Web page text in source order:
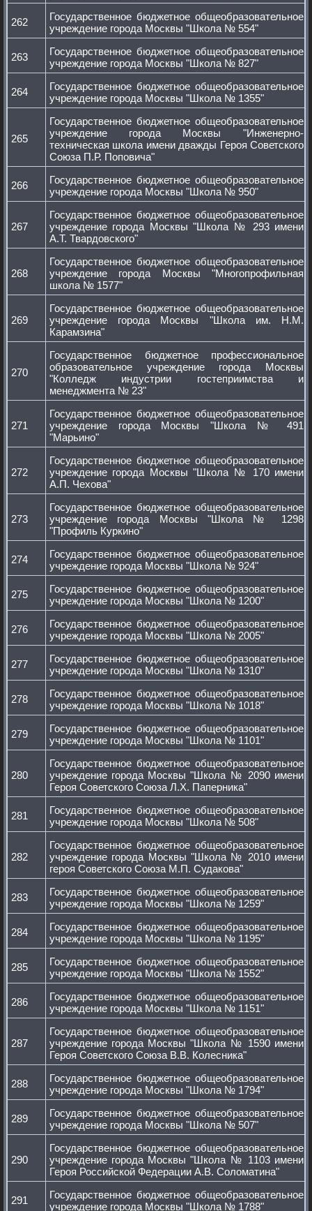
262
Государственное бюджетное общеобразовательное
учреждение города Москвы "Школа № 554"
263
Государственное бюджетное общеобразовательное
учреждение города Москвы "Школа № 827"
264
Государственное бюджетное общеобразовательное
учреждение города Москвы "Школа № 1355"
265
Государственное бюджетное общеобразовательное
учреждение города Москвы "Инженерно-
техническая школа имени дважды Героя Советского
Союза П.Р. Поповича"
266
Государственное бюджетное общеобразовательное
учреждение города Москвы "Школа № 950"
267
Государственное бюджетное общеобразовательное
учреждение города Москвы "Школа № 293 имени
А.Т. Твардовского"
268
Государственное бюджетное общеобразовательное
учреждение города Москвы "Многопрофильная
школа № 1577"
269
Государственное бюджетное общеобразовательное
учреждение города Москвы "Школа им. Н.М.
Карамзина"
270
Государственное бюджетное профессиональное
образовательное учреждение города Москвы
"Колледж индустрии гостеприимства и
менеджмента № 23"
271
Государственное бюджетное общеобразовательное
учреждение города Москвы "Школа № 491
"Марьино"
272
Государственное бюджетное общеобразовательное
учреждение города Москвы "Школа № 170 имени
А.П. Чехова"
273
Государственное бюджетное общеобразовательное
учреждение города Москвы "Школа № 1298
"Профиль Куркино"
274
Государственное бюджетное общеобразовательное
учреждение города Москвы "Школа № 924"
275
Государственное бюджетное общеобразовательное
учреждение города Москвы "Школа № 1200"
276
Государственное бюджетное общеобразовательное
учреждение города Москвы "Школа № 2005"
277
Государственное бюджетное общеобразовательное
учреждение города Москвы "Школа № 1310"
278
Государственное бюджетное общеобразовательное
учреждение города Москвы "Школа № 1018"
279
Государственное бюджетное общеобразовательное
учреждение города Москвы "Школа № 1101"
280
Государственное бюджетное общеобразовательное
учреждение города Москвы "Школа № 2090 имени
Героя Советского Союза Л.Х. Паперника"
281
Государственное бюджетное общеобразовательное
учреждение города Москвы "Школа № 508"
282
Государственное бюджетное общеобразовательное
учреждение города Москвы "Школа № 2010 имени
героя Советского Союза М.П. Судакова"
283
Государственное бюджетное общеобразовательное
учреждение города Москвы "Школа № 1259"
284
Государственное бюджетное общеобразовательное
учреждение города Москвы "Школа № 1195"
285
Государственное бюджетное общеобразовательное
учреждение города Москвы "Школа № 1552"
286
Государственное бюджетное общеобразовательное
учреждение города Москвы "Школа № 1151"
287
Государственное бюджетное общеобразовательное
учреждение города Москвы "Школа № 1590 имени
Героя Советского Союза В.В. Колесника"
288
Государственное бюджетное общеобразовательное
учреждение города Москвы "Школа № 1794"
289
Государственное бюджетное общеобразовательное
учреждение города Москвы "Школа № 507"
290
Государственное бюджетное общеобразовательное
учреждение города Москвы "Школа № 1103 имени
Героя Российской Федерации А.В. Соломатина"
291
Государственное бюджетное общеобразовательное
учреждение города Москвы "Школа № 1788"